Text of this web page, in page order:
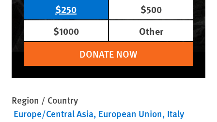
$250
$500
$1000
Other
DONATE NOW
Region / Country
Europe/Central Asia European Union Italy